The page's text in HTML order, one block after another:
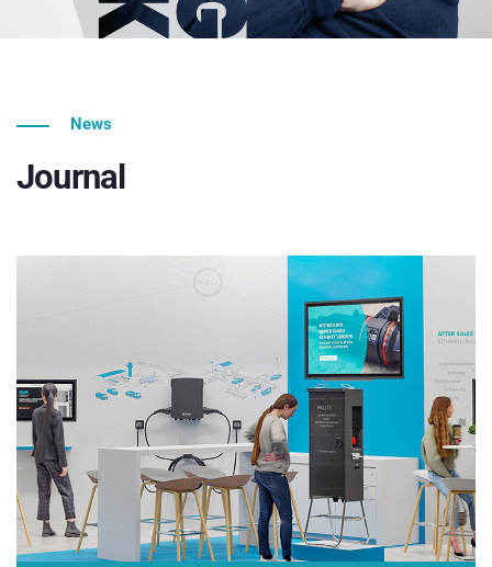
News
Journal